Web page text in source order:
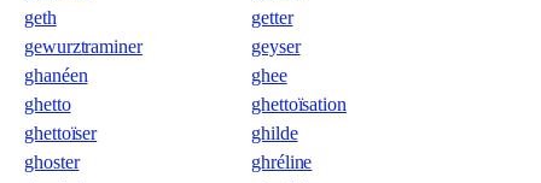
geth
getter
gewurztraminer
geyser
ghanéen
ghee
ghetto
ghettoïsation
ghettoïser
ghilde
ghoster
ghréline